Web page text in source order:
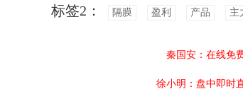
标签2： 隔膜 盈利 产品 主
秦国安：在线免
徐小明：盘中即时